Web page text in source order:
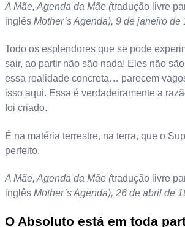
A Mãe, Agenda da Mãe (tradução livre
inglês Mother’s Agenda), 9 de janeiro de
Todo os esplendores que se pode
sair, ao partir não são nada! Eles não
essa realidade concreta… parecem
isso aqui. Essa é verdadeiramente a
foi criado.
É na matéria terrestre, na terra, que o
perfeito.
A Mãe, Agenda da Mãe (tradução livre
inglês Mother’s Agenda), 26 de abril de
O Absoluto está em toda